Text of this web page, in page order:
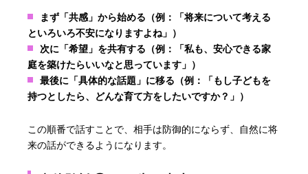
まず「共感」から始める（例：「将来について考える
といろいろ不安になりますよね」）
次に「希望」を共有する（例：「私も、安心できる家
庭を築けたらいいなと思っています」）
最後に「具体的な話題」に移る（例：「もし子どもを
持つとしたら、どんな育て方をしたいですか？」）
この順番で話すことで、相手は防御的にならず、自然に将
来の話ができるようになります。